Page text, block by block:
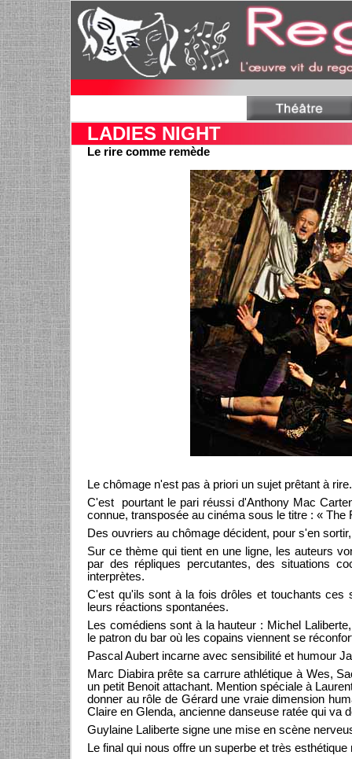
LADIES NIGHT
Le rire comme remède
Le chômage n'est pas à priori un sujet prêtant à rire.
C'est pourtant le pari réussi d'Anthony Mac
connue, transposée au cinéma sous le titre : « The
Des ouvriers au chômage décident, pour s'en
Sur ce thème qui tient en une ligne, les auteurs
par des répliques percutantes, des situations
interprètes.
C'est qu'ils sont à la fois drôles et touchants ces
leurs réactions spontanées.
Les comédiens sont à la hauteur : Michel
le patron du bar où les copains viennent se
Pascal Aubert incarne avec sensibilité et humour
Marc Diabira prête sa carrure athlétique à Wes,
un petit Benoit attachant. Mention spéciale à
donner au rôle de Gérard une vraie dimension
Claire en Glenda, ancienne danseuse ratée qui va
Guylaine Laliberte signe une mise en scène
Le final qui nous offre un superbe et très